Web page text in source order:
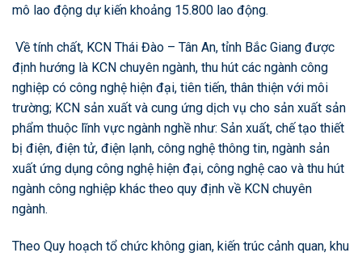
mô lao động dự kiến khoảng 15.800 lao động.
Về tính chất, KCN Thái Đào – Tân An, tỉnh Bắc Giang được
định hướng là KCN chuyên ngành, thu hút các ngành công
nghiệp có công nghệ hiện đại, tiên tiến, thân thiện với môi
trường; KCN sản xuất và cung ứng dịch vụ cho sản xuất sản
phẩm thuộc lĩnh vực ngành nghề như: Sản xuất, chế tạo thiết
bị điện, điện tử, điện lạnh, công nghệ thông tin, ngành sản
xuất ứng dụng công nghệ hiện đại, công nghệ cao và thu hút
ngành công nghiệp khác theo quy định về KCN chuyên
ngành.
Theo Quy hoạch tổ chức không gian, kiến trúc cảnh quan, khu